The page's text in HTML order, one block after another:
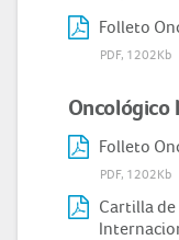
Folleto
PDF, 1202Kb
Oncológico
Folleto
PDF, 1202Kb
Cartilla